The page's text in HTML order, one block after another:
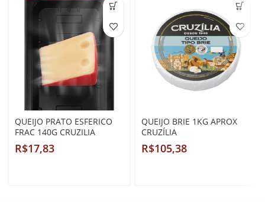
QUEIJO PRATO ESFERICO
FRAC 140G CRUZILIA
R$
QUEIJO BRIE 1KG APROX
CRUZÍLIA
R$